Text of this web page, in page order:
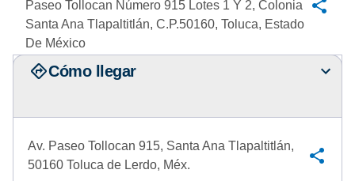
Paseo Tollocan Número 915 Lotes 1 Y 2, Colonia
Santa Ana Tlapaltitlán, C.P.50160, Toluca, Estado
De México
Cómo llegar
Av. Paseo Tollocan 915, Santa Ana Tlapaltitlán,
50160 Toluca de Lerdo, Méx.